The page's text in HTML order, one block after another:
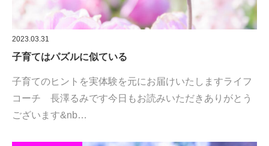
2023.03.31
子育てはパズルに似ている
子育てのヒントを実体験を元にお届けいたしますライフ
コーチ 長澤るみです今日もお読みいただきありがとう
ございます&nb…